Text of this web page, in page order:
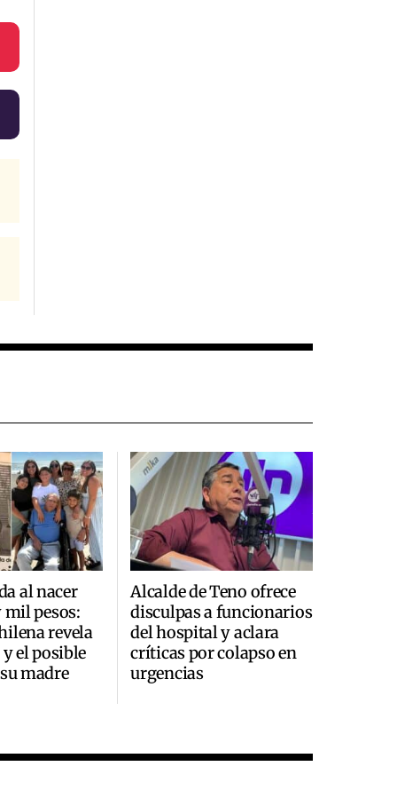
al nacer
mil pesos:
revela
el posible
madre
Alcalde de Teno ofrece
disculpas a funcionarios
del hospital y aclara
críticas por colapso en
urgencias